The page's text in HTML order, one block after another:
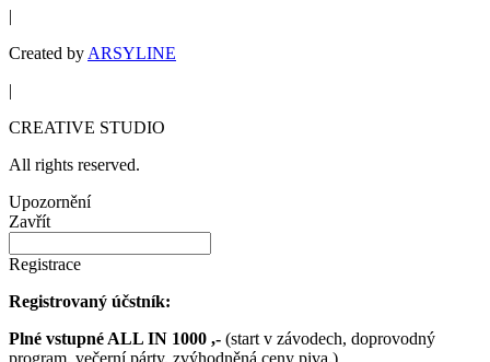
|
Created by ARSYLINE
|
CREATIVE STUDIO
All rights reserved.
Upozornění
Zavřít
Registrace
Registrovaný účstník:
Plné vstupné ALL IN 1000 ,- (start v závodech, doprovodný
program, večerní párty, zvýhodněná ceny piva.)